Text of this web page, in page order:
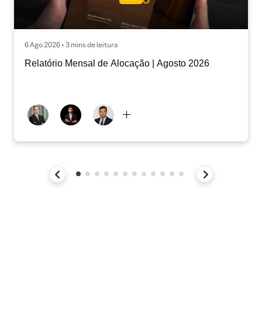
6 Ago 2026 • 3 mins de leitura
Relatório Mensal de Alocação | Agosto 2026